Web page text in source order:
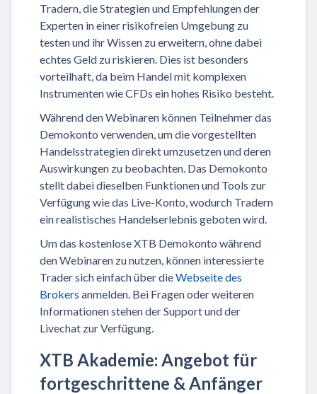
Tradern, die Strategien und Empfehlungen der
Experten in einer risikofreien Umgebung zu
testen und ihr Wissen zu erweitern, ohne dabei
echtes Geld zu riskieren. Dies ist besonders
vorteilhaft, da beim Handel mit komplexen
Instrumenten wie CFDs ein hohes Risiko besteht.
Während den Webinaren können Teilnehmer das
Demokonto verwenden, um die vorgestellten
Handelsstrategien direkt umzusetzen und deren
Auswirkungen zu beobachten. Das Demokonto
stellt dabei dieselben Funktionen und Tools zur
Verfügung wie das Live-Konto, wodurch Tradern
ein realistisches Handelserlebnis geboten wird.
Um das kostenlose XTB Demokonto während
den Webinaren zu nutzen, können interessierte
Trader sich einfach über dieWebseite des
Brokers anmelden. Bei Fragen oder weiteren
Informationen stehen der Support und der
Livechat zur Verfügung.
XTB Akademie: Angebot für
fortgeschrittene & Anfänger